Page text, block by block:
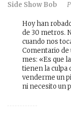
Side Show Bob
Hoy han
de 30 metros.
cuando nos
Comentario de
mes: «Es que
tienen la culpa
venderme un
ni necesito un